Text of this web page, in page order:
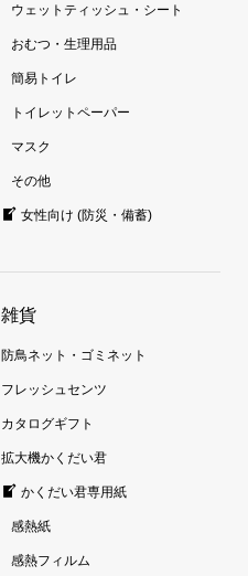
ウェットティッシュ・シート
おむつ・生理用品
簡易トイレ
トイレットペーパー
マスク
その他
女性向け (防災・備蓄)
雑貨
防鳥ネット・ゴミネット
フレッシュセンツ
カタログギフト
拡大機かくだい君
かくだい君専用紙
感熱紙
感熱フィルム